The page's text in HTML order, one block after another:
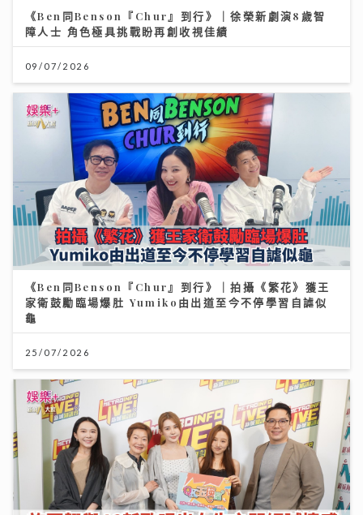
《Ben同Benson『Chur』到行》｜徐榮新劇演8歲智
障人士 角色極具挑戰盼再創收視佳績
09/07/2026
《Ben同Benson『Chur』到行》｜拍攝《繁花》獲王
家衛鼓勵臨場爆肚 Yumiko由出道至今不停學習自謔似
龜
25/07/2026